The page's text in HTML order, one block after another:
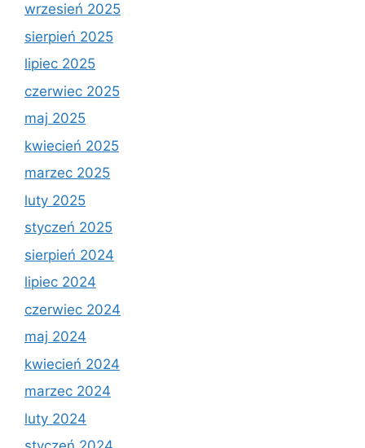
wrzesień 2025
sierpień 2025
lipiec 2025
czerwiec 2025
maj 2025
kwiecień 2025
marzec 2025
luty 2025
styczeń 2025
sierpień 2024
lipiec 2024
czerwiec 2024
maj 2024
kwiecień 2024
marzec 2024
luty 2024